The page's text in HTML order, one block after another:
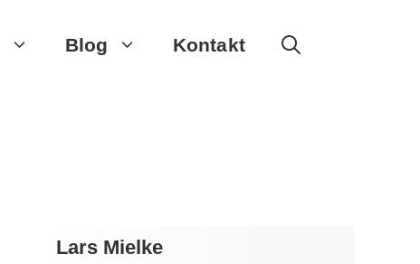
Blog Kontakt
Lars Mielke